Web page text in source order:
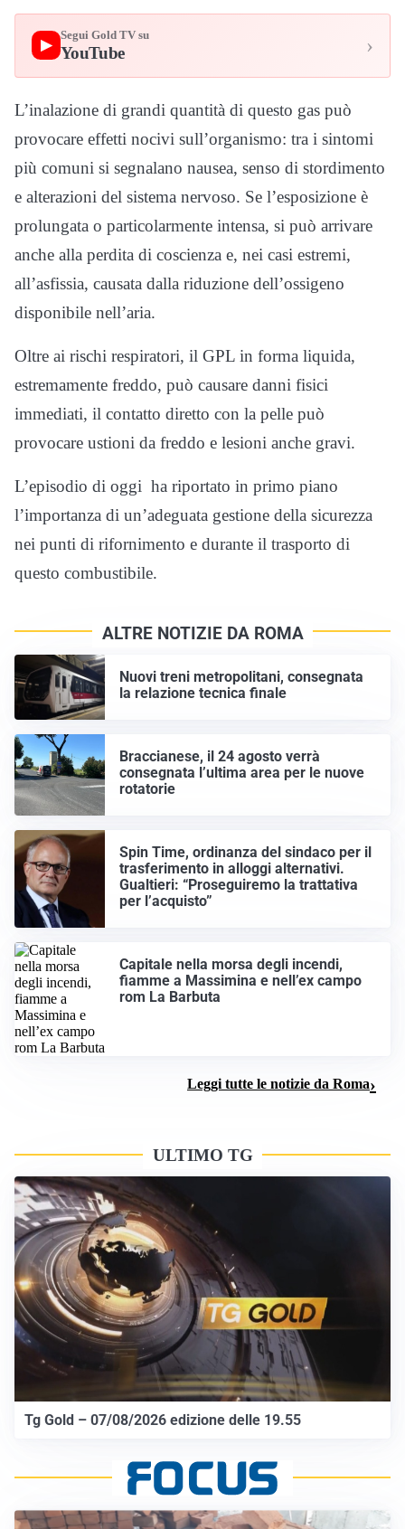
▶
Segui Gold TV su
YouTube ›
L’inalazione di grandi quantità di questo gas può
provocare effetti nocivi sull’organismo: tra i sintomi
più comuni si segnalano nausea, senso di stordimento
e alterazioni del sistema nervoso. Se l’esposizione è
prolungata o particolarmente intensa, si può arrivare
anche alla perdita di coscienza e, nei casi estremi,
all’asfissia, causata dalla riduzione dell’ossigeno
disponibile nell’aria.
Oltre ai rischi respiratori, il GPL in forma liquida,
estremamente freddo, può causare danni fisici
immediati, il contatto diretto con la pelle può
provocare ustioni da freddo e lesioni anche gravi.
L’episodio di oggi ha riportato in primo piano
l’importanza di un’adeguata gestione della sicurezza
nei punti di rifornimento e durante il trasporto di
questo combustibile.
ALTRE NOTIZIE DA ROMA
Nuovi treni metropolitani, consegnata
la relazione tecnica finale
Braccianese, il 24 agosto verrà
consegnata l’ultima area per le nuove
rotatorie
Spin Time, ordinanza del sindaco per il
trasferimento in alloggi alternativi.
Gualtieri: “Proseguiremo la trattativa
per l’acquisto”
Capitale nella morsa degli incendi,
fiamme a Massimina e nell’ex campo
rom La Barbuta
Leggi tutte le notizie da Roma
ULTIMO TG
Tg Gold – 07/08/2026 edizione delle 19.55